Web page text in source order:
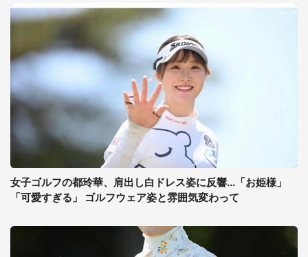
女子ゴルフの都玲華、肩出し白ドレス姿に反響...「お姫様」
「可愛すぎる」 ゴルフウェア姿と雰囲気変わって